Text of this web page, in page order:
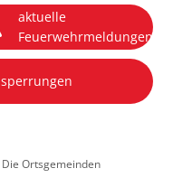
aktuelle
Feuerwehrmeldungen
Die Ortsgemeinden